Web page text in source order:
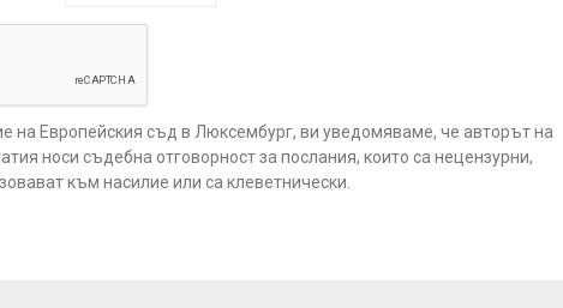
на Европейския съд в Люксембург, ви уведомяваме, че авторът на
носи съдебна отговорност за послания, които са нецензурни,
към насилие или са клеветнически.